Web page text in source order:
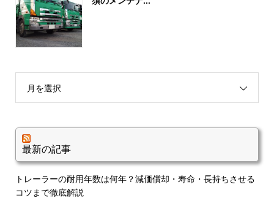
月を選択
最新の記事
トレーラーの耐用年数は何年？減価償却・寿命・長持ちさせる
コツまで徹底解説